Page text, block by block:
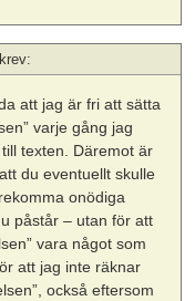
att jag är fri att sätta
varje gång jag
texten. Däremot är
du eventuellt skulle
onödiga
påstår – utan för att
vara något som
att jag inte räknar
också eftersom